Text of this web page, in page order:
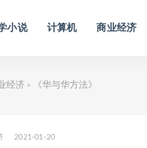
小说 计算机 商业经济
经济 > 《华与华方法》
2021-01-20